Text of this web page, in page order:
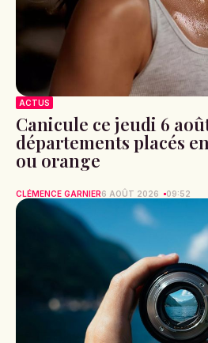
ACTUS
Canicule ce jeudi 6
départements placés
ou orange
CLÉMENCE GARNIER6 AOÛT 2026 09:52